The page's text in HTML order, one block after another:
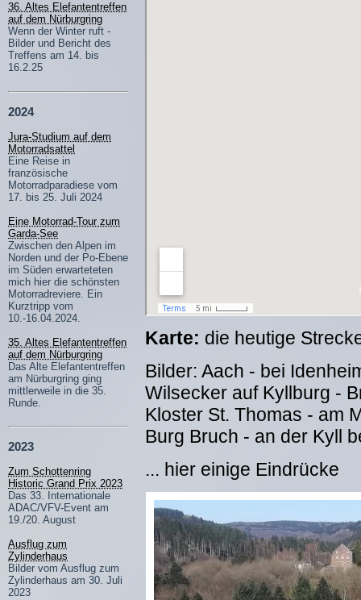
36. Altes Elefantentreffen
auf dem Nürburgring
Wenn der Winter ruft -
Bilder und Bericht des
Treffens am 14. bis
16.2.25
2024
Jura-Studium auf dem
Motorradsattel
Eine Reise in
französische
Motorradparadiese vom
17. bis 25. Juli 2024
Eine Motorrad-Tour zum
Garda-See
Zwischen den Alpen im
Norden und der Po-Ebene
im Süden erwarteteten
mich hier die schönsten
Motorradreviere. Ein
Kurztripp vom
10.-16.04.2024.
35. Altes Elefantentreffen
auf dem Nürburgring
Das Alte Elefantentreffen
am Nürburgring ging
mittlerweile in die 35.
Runde.
2023
Zum Schottenring
Historic Grand Prix 2023
Das 33. Internationale
ADAC/VFV-Event am
19./20. August
Ausflug zum
Zylinderhaus
Bilder vom Ausflug zum
Zylinderhaus am 30. Juli
2023
Karte: die heutige
Bilder: Aach - bei
Wilsecker auf Kyllburg -
Kloster St. Thomas - am
Burg Bruch - an der Kyll
... hier einige Eindrücke